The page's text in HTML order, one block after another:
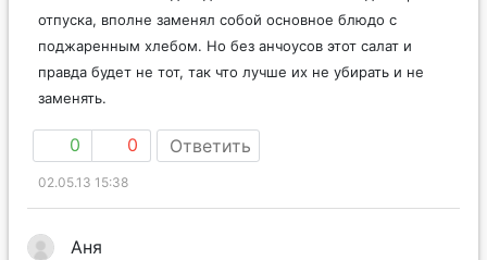
отпуска, вполне заменял собой основное блюдо с
поджаренным хлебом. Но без анчоусов этот салат и
правда будет не тот, так что лучше их не убирать и не
заменять.
0 0 Ответить
02.05.13 15:38
Аня